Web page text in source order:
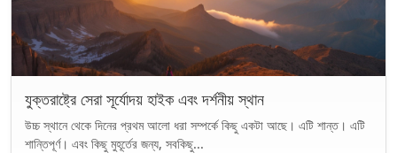
যুক্তরাষ্ট্রে সেরা সূর্যোদয় হাইক এবং দর্শনীয় স্থান
উচ্চ স্থানে থেকে দিনের প্রথম আলো ধরা সম্পর্কে কিছু একটা আছে। এটি শান্ত। এটি
শান্তিপূর্ণ। এবং কিছু মুহূর্তের জন্য, সবকিছু...